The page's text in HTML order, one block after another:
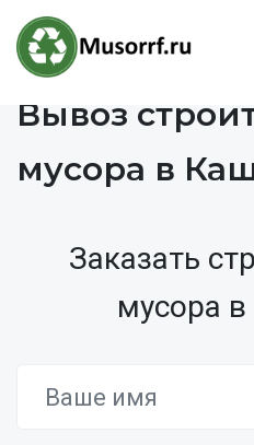
Вывоз
мусора в
Заказать
мусора